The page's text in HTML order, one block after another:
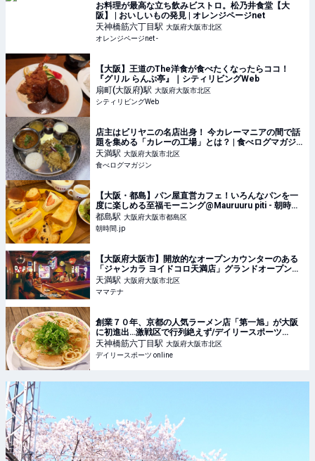
お料理が最高な立ち飲みビストロ。松乃井食堂【大
阪】 | おいしいもの発見 | オレンジページnet
天神橋筋六丁目駅 大阪府大阪市北区
オレンジページnet -
【大阪】王道のThe洋食が食べたくなったらココ！
『グリル らんぷ亭』｜シティリビングWeb
扇町(大阪府)駅 大阪府大阪市北区
シティリビングWeb
店主はビリヤニの名店出身！ 今カレーマニアの間で話
題を集める「カレーの工場」とは？ | 食べログマガジ
ン
天満駅 大阪府大阪市北区
食べログマガジン
【大阪・都島】パン屋直営カフェ！いろんなパンを一
度に楽しめる至福モーニング@Mauruuru piti - 朝時
間.jp
都島駅 大阪府大阪市都島区
朝時間.jp
【大阪府大阪市】開放的なオープンカウンターのある
「ジャンカラ ヨイドコロ天満店」グランドオープン！
| ママテナ
天満駅 大阪府大阪市北区
ママテナ
創業７０年、京都の人気ラーメン店「第一旭」が大阪
に初進出…激戦区で行列絶えず/デイリースポーツ
online
天神橋筋六丁目駅 大阪府大阪市北区
デイリースポーツ online